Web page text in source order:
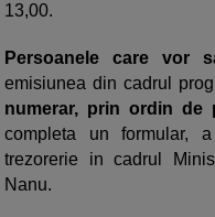
13,00.
Persoanele care vor
emisiunea din cadrul
numerar, prin ordin de
completa un formular,
trezorerie in cadrul
Nanu.